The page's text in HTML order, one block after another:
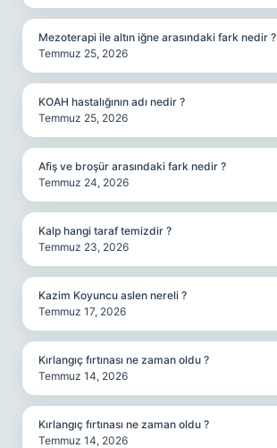
Mezoterapi ile altın iğne arasındaki fark nedir ?
Temmuz 25, 2026
KOAH hastalığının adı nedir ?
Temmuz 25, 2026
Afiş ve broşür arasındaki fark nedir ?
Temmuz 24, 2026
Kalp hangi taraf temizdir ?
Temmuz 23, 2026
Kazim Koyuncu aslen nereli ?
Temmuz 17, 2026
Kırlangıç fırtınası ne zaman oldu ?
Temmuz 14, 2026
Kırlangıç fırtınası ne zaman oldu ?
Temmuz 14, 2026